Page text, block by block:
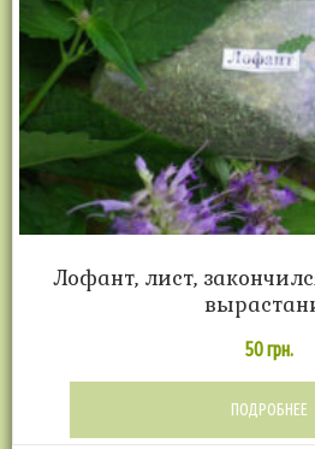
Лофант, лист,
50грн.
ПОДРОБНЕЕ